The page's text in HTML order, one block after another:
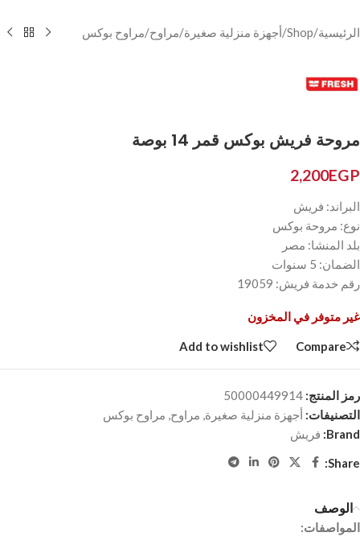
الرئيسية/
Shop
/أجهزة منزلية صغيرة/مراوح/مراوح بوكس
مروحة فريش بوكس قمر 14 بوصة
2,200EGP
البراند: فريش
نوع: مروحة بوكس
بلد المنشا: مصر
الضمان: 5 سنوات
رقم خدمة فريش: 19059
غير متوفر في المخزون
Compare
Add to wishlist
رمز المنتج: 50000449914
التصنيفات: أجهزة منزلية صغيرة, مراوح, مراوح بوكس
Brand: فريش
Share:
الوصف
المواصفات: